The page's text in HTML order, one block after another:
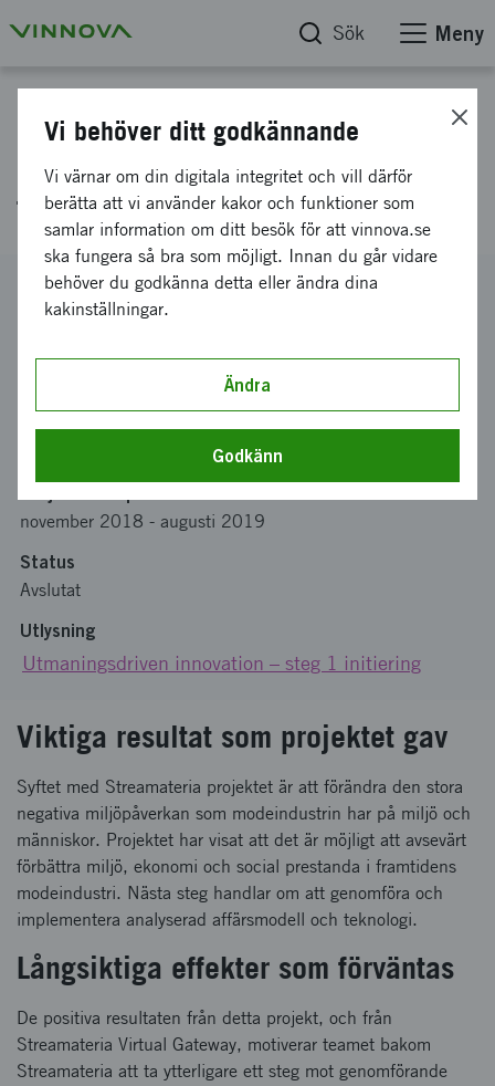
Sök Meny
Streamateria - bionedbrytbar
textil för engångsapplikationer
Diarienummer
2018-03435
Koordinator
Bidrag från Vinnova
november 2018 - augusti 2019
Status
Avslutat
Utlysning
Utmaningsdriven innovation – steg 1 initiering
Viktiga resultat som projektet gav
Syftet med Streamateria projektet är att förändra den stora
negativa miljöpåverkan som modeindustrin har på miljö och
människor. Projektet har visat att det är möjligt att avsevärt
förbättra miljö, ekonomi och social prestanda i framtidens
modeindustri. Nästa steg handlar om att genomföra och
implementera analyserad affärsmodell och teknologi.
Långsiktiga effekter som förväntas
De positiva resultaten från detta projekt, och från
Streamateria Virtual Gateway, motiverar teamet bakom
Streamateria att ta ytterligare ett steg mot genomförande
Vi behöver ditt godkännande
Vi värnar om din digitala integritet och vill därför
berätta att vi använder kakor och funktioner som
samlar information om ditt besök för att vinnova.se
ska fungera så bra som möjligt. Innan du går vidare
behöver du godkänna detta eller ändra dina
kakinställningar.
Ändra
Godkänn